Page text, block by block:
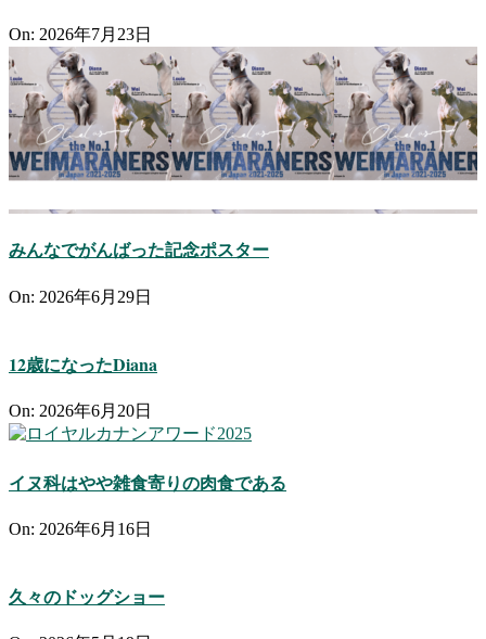
On: 2026年7月23日
みんなでがんばった記念ポスター
On: 2026年6月29日
12歳になったDiana
On: 2026年6月20日
イヌ科はやや雑食寄りの肉食である
On: 2026年6月16日
久々のドッグショー